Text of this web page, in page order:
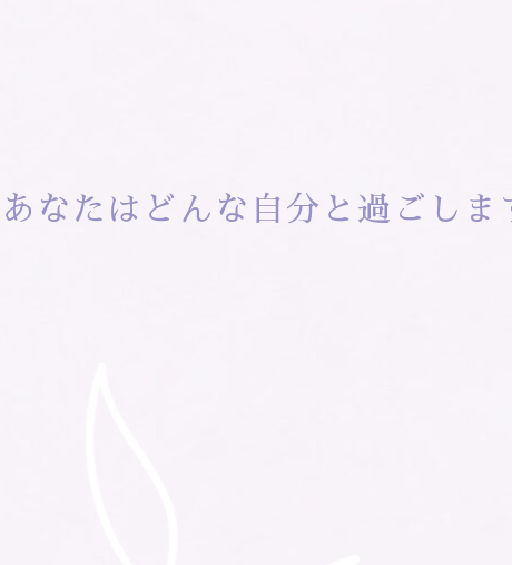
なたはどんな自分と過ごしま